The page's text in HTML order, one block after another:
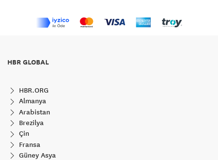
HBR GLOBAL
HBR.ORG
Almanya
Arabistan
Brezilya
Çin
Fransa
Güney Asya